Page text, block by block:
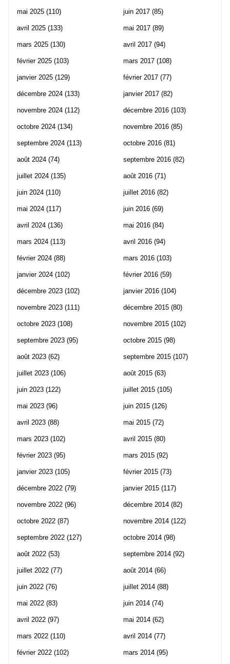
mai 2025 (110)
avril 2025 (133)
mars 2025 (130)
février 2025 (103)
janvier 2025 (129)
décembre 2024 (133)
novembre 2024 (112)
octobre 2024 (134)
septembre 2024 (113)
août 2024 (74)
juillet 2024 (135)
juin 2024 (110)
mai 2024 (117)
avril 2024 (136)
mars 2024 (113)
février 2024 (88)
janvier 2024 (102)
décembre 2023 (102)
novembre 2023 (111)
octobre 2023 (108)
septembre 2023 (95)
août 2023 (62)
juillet 2023 (106)
juin 2023 (122)
mai 2023 (96)
avril 2023 (88)
mars 2023 (102)
février 2023 (95)
janvier 2023 (105)
décembre 2022 (79)
novembre 2022 (96)
octobre 2022 (87)
septembre 2022 (127)
août 2022 (53)
juillet 2022 (77)
juin 2022 (76)
mai 2022 (83)
avril 2022 (97)
mars 2022 (110)
février 2022 (102)
juin 2017 (85)
mai 2017 (89)
avril 2017 (94)
mars 2017 (108)
février 2017 (77)
janvier 2017 (82)
décembre 2016 (103)
novembre 2016 (85)
octobre 2016 (81)
septembre 2016 (82)
août 2016 (71)
juillet 2016 (82)
juin 2016 (69)
mai 2016 (84)
avril 2016 (94)
mars 2016 (103)
février 2016 (59)
janvier 2016 (104)
décembre 2015 (80)
novembre 2015 (102)
octobre 2015 (98)
septembre 2015 (107)
août 2015 (63)
juillet 2015 (105)
juin 2015 (126)
mai 2015 (72)
avril 2015 (80)
mars 2015 (92)
février 2015 (73)
janvier 2015 (117)
décembre 2014 (82)
novembre 2014 (122)
octobre 2014 (98)
septembre 2014 (92)
août 2014 (66)
juillet 2014 (88)
juin 2014 (74)
mai 2014 (62)
avril 2014 (77)
mars 2014 (95)